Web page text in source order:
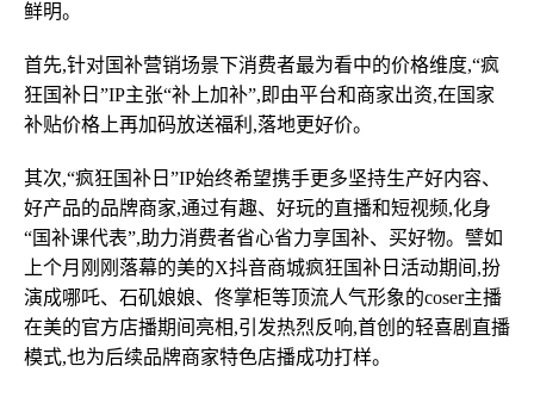
鲜明。
首先,针对国补营销场景下消费者最为看中的价格维度,“疯
狂国补日”IP主张“补上加补”,即由平台和商家出资,在国家
补贴价格上再加码放送福利,落地更好价。
其次,“疯狂国补日”IP始终希望携手更多坚持生产好内容、
好产品的品牌商家,通过有趣、好玩的直播和短视频,化身
“国补课代表”,助力消费者省心省力享国补、买好物。譬如
上个月刚刚落幕的美的X抖音商城疯狂国补日活动期间,扮
演成哪吒、石矶娘娘、佟掌柜等顶流人气形象的coser主播
在美的官方店播期间亮相,引发热烈反响,首创的轻喜剧直播
模式,也为后续品牌商家特色店播成功打样。